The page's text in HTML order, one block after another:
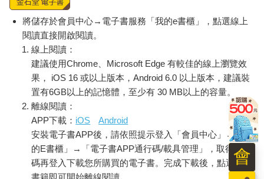
成數兆美元損失，把這個數字乘以所有行業，虧損會更驚人：過
去三年來，美國經濟諮商局（Conference Board）調查企業執行
長最擔憂的問題，榜首始終是吸引和培養人才。對勞工來說，這
也是頭號問題，根據二○二○年德勤（Deloitte）調查顯示，有四
五％受訪者擔心自己的技能在三年內就會不夠用。另一項LinkedIn
的調查顯示，高達九四％受訪者表示，只要公司願意重視員工的
職業發展，就會選擇長期留任。
然而，我們因應這個問題的方式，似乎是在開倒車。二○二○年，
我們在技能發展投入的經費，有五千億美元都用在正式培訓，包
括課堂學習、線上自學課程，或是近來的手機短影音。只有極少
的資金，用來奠定我們最寶貴的技能，也就是無所不在的非正式
連結。原本資源就已經少得可憐，再加上我們對這種連結的理解
太落後，導致這一點資源也白白浪費了。
為什麼會這樣？因為人工智慧的好處太誘人，這些系統放大專家
將儲存於會員中心→電子書服務「我的e書櫃」，點選線上
閱讀直接開啟閱讀。
線上閱讀：
建議使用Chrome、Microsoft Edge 有較佳的線上瀏覽效
果， iOS 16 或以上版本，Android 6.0 以上版本，建議裝
置有6GB以上的記憶體，至少有 30 MB以上的容量。
離線閱讀：
APP下載： iOS
Android
安裝電子書APP後，請依照提示登入「會員中心」→「我
的E書櫃」→「電子書APP通行碼/載具管理」，取得通行
碼再登入下載您所購買的電子書。完成下載後，點選任一
會